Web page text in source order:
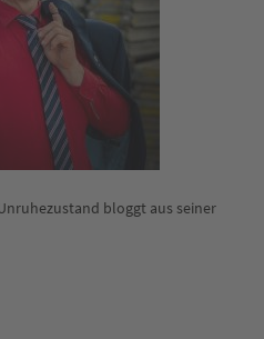
bloggt aus seiner